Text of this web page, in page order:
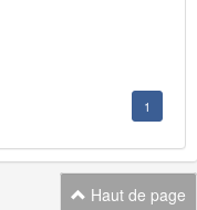
1
Haut de page